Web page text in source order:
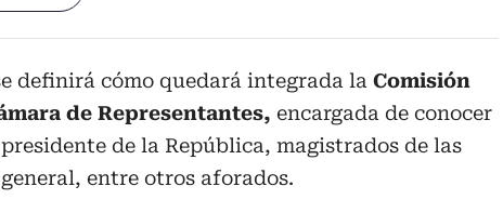
definirá cómo quedará integrada la Comisión
de Representantes, encargada de conocer
de la República, magistrados de las
entre otros aforados.